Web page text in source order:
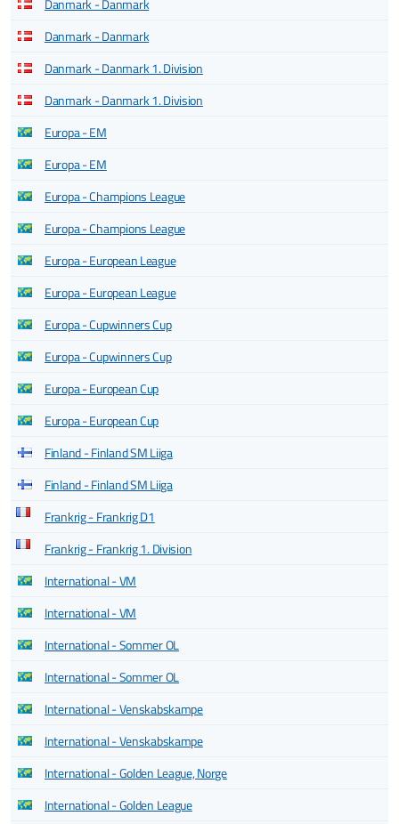
Danmark - Danmark
Danmark - Danmark 1. Division
Danmark - Danmark 1. Division
Europa - EM
Europa - EM
Europa - Champions League
Europa - Champions League
Europa - European League
Europa - European League
Europa - Cupwinners Cup
Europa - Cupwinners Cup
Europa - European Cup
Europa - European Cup
Finland - Finland SM Liiga
Finland - Finland SM Liiga
Frankrig - Frankrig D1
Frankrig - Frankrig 1. Division
International - VM
International - VM
International - Sommer OL
International - Sommer OL
International - Venskabskampe
International - Venskabskampe
International - Golden League, Norge
International - Golden League